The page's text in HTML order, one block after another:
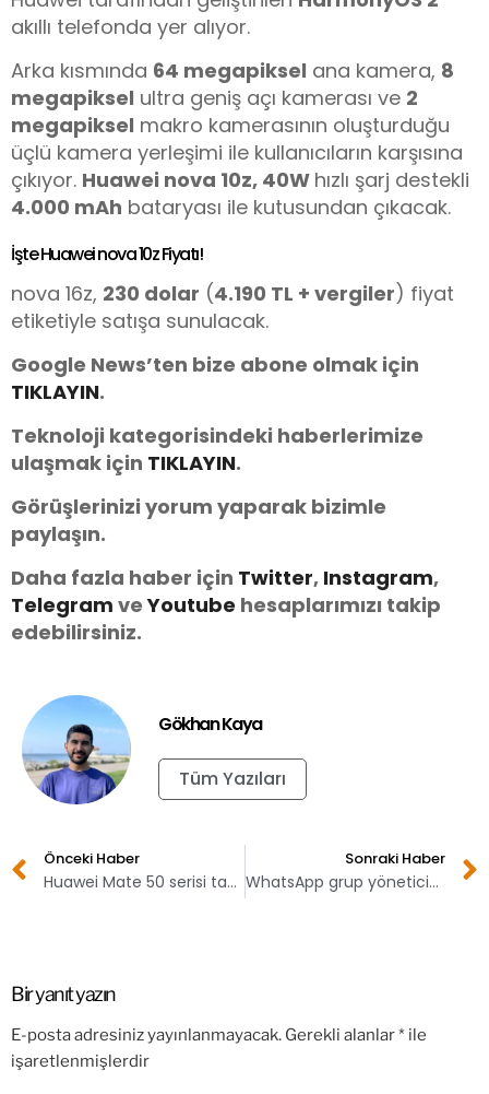
akıllı telefonda yer alıyor.
Arka kısmında 64 megapiksel ana kamera, 8
megapiksel ultra geniş açı kamerası ve 2
megapiksel makro kamerasının oluşturduğu
üçlü kamera yerleşimi ile kullanıcıların karşısına
çıkıyor. Huawei nova 10z, 40W hızlı şarj destekli
4.000 mAh bataryası ile kutusundan çıkacak.
İşte Huawei nova 10z Fiyatı!
nova 16z, 230 dolar (4.190 TL + vergiler) fiyat
etiketiyle satışa sunulacak.
Google News’ten bize abone olmak için
TIKLAYIN.
Teknoloji kategorisindeki haberlerimize
ulaşmak için TIKLAYIN.
Görüşlerinizi yorum yaparak bizimle
paylaşın.
Daha fazla haber için Twitter, Instagram,
Telegram veYoutube hesaplarımızı takip
edebilirsiniz.
Gökhan Kaya
Tüm Yazıları
Önceki Haber
Huawei Mate 50 serisi tanıtıldı! İşte fiyatları
Sonraki Haber
WhatsApp grup yöneticisi mesaj silebilecek!
Bir yanıt yazın
E-posta adresiniz yayınlanmayacak. Gerekli alanlar* ile
işaretlenmişlerdir